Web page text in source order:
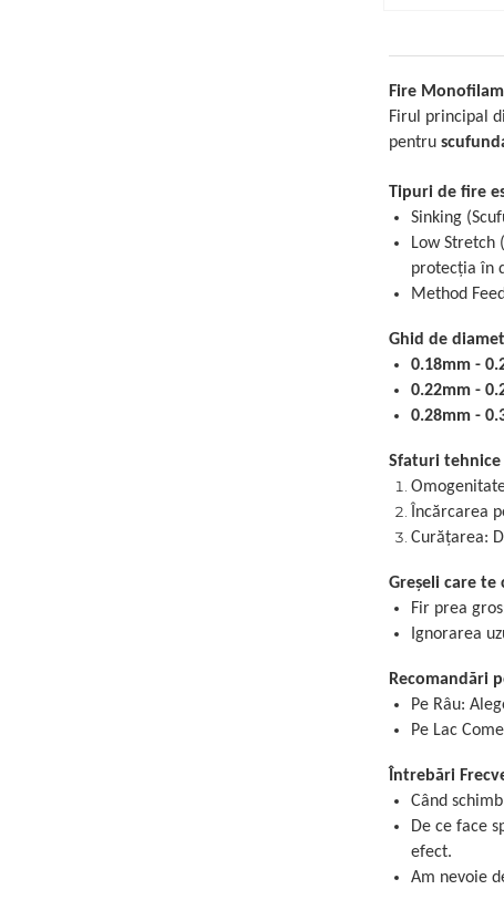
Fire
Firul principal
pentru
Tipuri de fire
Sinking
Low
protecția în
Method
Ghid de
0.18mm -
0.22mm -
0.28mm -
Sfaturi
Încărcarea
Curățarea:
Greșeli care te
Fir prea
Ignorarea
Recomandări
Pe Râu:
Pe Lac
Întrebări
Când
De ce face
efect.
Am nevoie